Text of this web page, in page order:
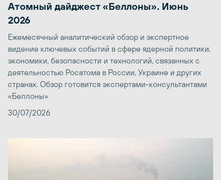
Атомный дайджест «Беллоны». Июнь
2026
Ежемесячный аналитический обзор и экспертное
видение ключевых событий в сфере ядерной политики,
экономики, безопасности и технологий, связанных с
деятельностью Росатома в России, Украине и других
странах. Обзор готовится экспертами-консультантами
«Беллоны»
30/07/2026